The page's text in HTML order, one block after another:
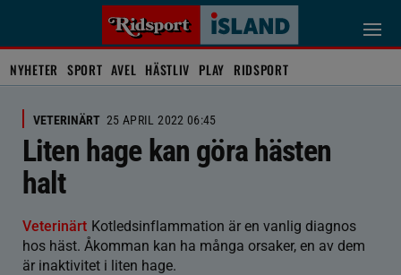
NYHETER SPORT AVEL HÄSTLIV PLAY RIDSPORT
VETERINÄRT 25 APRIL 2022 06:45
Liten hage kan göra hästen
halt
Veterinärt Kotledsinflammation är en vanlig diagnos
hos häst. Åkomman kan ha många orsaker, en av dem
är inaktivitet i liten hage.